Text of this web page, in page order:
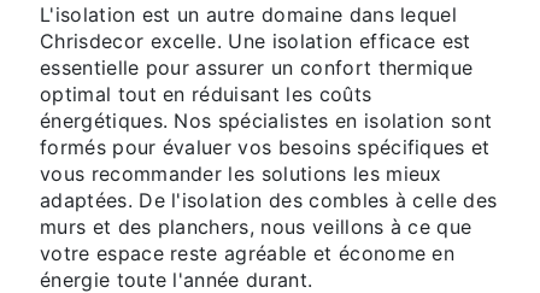
L'isolation est un autre domaine dans lequel
Chrisdecor excelle. Une isolation efficace est
essentielle pour assurer un confort thermique
optimal tout en réduisant les coûts
énergétiques. Nos spécialistes en isolation sont
formés pour évaluer vos besoins spécifiques et
vous recommander les solutions les mieux
adaptées. De l'isolation des combles à celle des
murs et des planchers, nous veillons à ce que
votre espace reste agréable et économe en
énergie toute l'année durant.